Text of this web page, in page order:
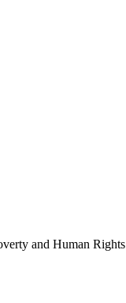
and Human Rights